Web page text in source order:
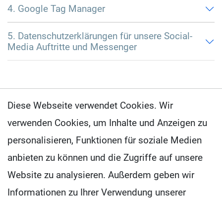
4. Google Tag Manager
5. Datenschutzerklärungen für unsere Social-
Media Auftritte und Messenger
Diese Webseite verwendet Cookies. Wir
verwenden Cookies, um Inhalte und Anzeigen zu
personalisieren, Funktionen für soziale Medien
anbieten zu können und die Zugriffe auf unsere
Website zu analysieren. Außerdem geben wir
Informationen zu Ihrer Verwendung unserer